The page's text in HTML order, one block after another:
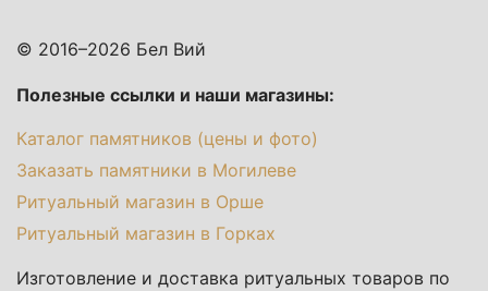
© 2016–2026 Бел Вий
Полезные ссылки и наши магазины:
Каталог памятников (цены и фото)
Заказать памятники в Могилеве
Ритуальный магазин в Орше
Ритуальный магазин в Горках
Изготовление и доставка ритуальных товаров по